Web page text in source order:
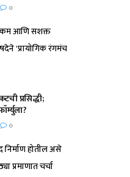
0
आणि सशक्त
'प्रायोगिक रंगमंच
प्रसिद्धी;
0
होतील असे
प्रमाणात चर्चा